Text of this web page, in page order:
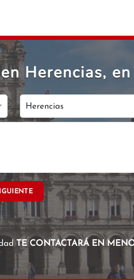
Herencias,
Herencias
TE CONTACTARÁ EN